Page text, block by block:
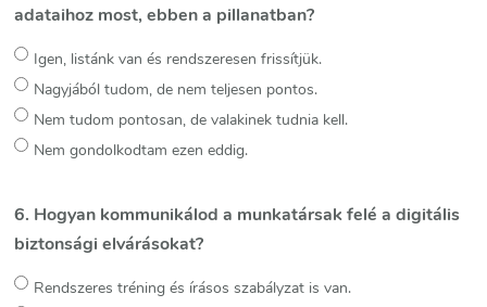
adataihoz most, ebben a pillanatban?
Igen, listánk van és rendszeresen frissítjük.
Nagyjából tudom, de nem teljesen pontos.
Nem tudom pontosan, de valakinek tudnia kell.
Nem gondolkodtam ezen eddig.
6. Hogyan kommunikálod a munkatársak felé a digitális
biztonsági elvárásokat?
Rendszeres tréning és írásos szabályzat is van.